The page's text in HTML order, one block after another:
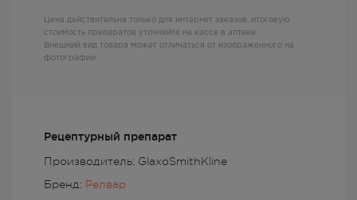
Рецептурный препарат
Производитель: GlaxoSmithKline
Бренд: Релвар
Цена действительна только для интернет заказов, итоговую
стоимость препаратов уточняйте на кассе в аптеке
Внешний вид товара может отличаться от изображенного на
фотографии